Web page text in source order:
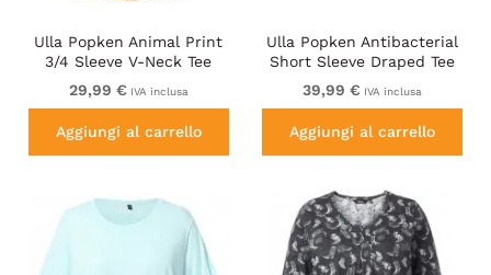
Ulla Popken Animal Print
3/4 Sleeve V-Neck Tee
Neon Orange
29,99 € IVA inclusa
Aggiungi al carrello
Ulla Popken Antibacterial
Short Sleeve Draped Tee
Light Magenta
39,99 € IVA inclusa
Aggiungi al carrello